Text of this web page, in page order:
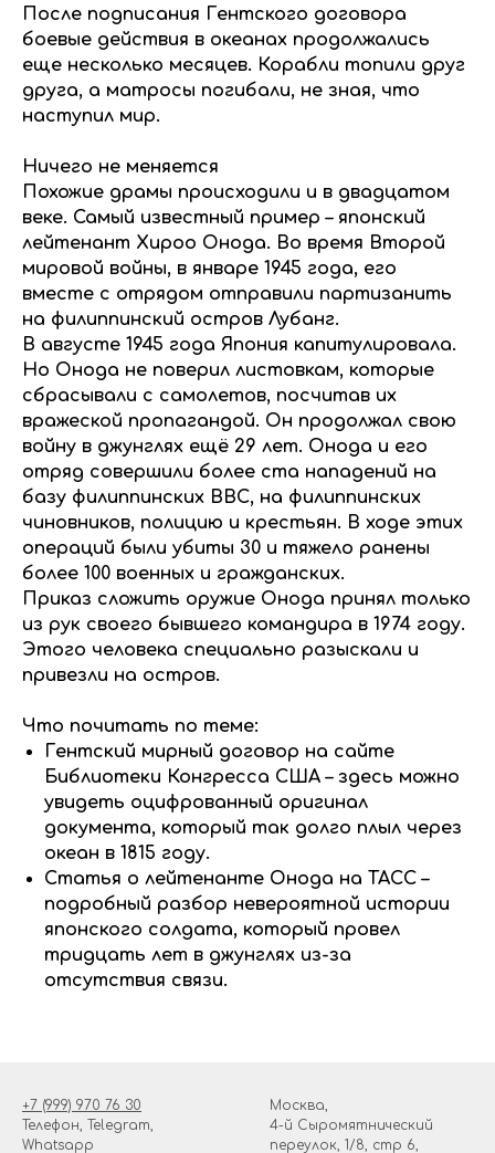
После подписания Гентского договора
боевые действия в океанах продолжались
еще несколько месяцев. Корабли топили друг
друга, а матросы погибали, не зная, что
наступил мир.
Ничего не меняется
Похожие драмы происходили и в двадцатом
веке. Самый известный пример – японский
лейтенант Хироо Онода. Во время Второй
мировой войны, в январе 1945 года, его
вместе с отрядом отправили партизанить
на филиппинский остров Лубанг.
В августе 1945 года Япония капитулировала.
Но Онода не поверил листовкам, которые
сбрасывали с самолетов, посчитав их
вражеской пропагандой. Он продолжал свою
войну в джунглях ещё 29 лет. Онода и его
отряд совершили более ста нападений на
базу филиппинских ВВС, на филиппинских
чиновников, полицию и крестьян. В ходе этих
операций были убиты 30 и тяжело ранены
более 100 военных и гражданских.
Приказ сложить оружие Онода принял только
из рук своего бывшего командира в 1974 году.
Этого человека специально разыскали и
привезли на остров.
Что почитать по теме:
Гентский мирный договор на сайте
Библиотеки Конгресса США – здесь можно
увидеть оцифрованный оригинал
документа, который так долго плыл через
океан в 1815 году.
Статья о лейтенанте Онода на ТАСС –
подробный разбор невероятной истории
японского солдата, который провел
тридцать лет в джунглях из-за
отсутствия связи.
+7 (999) 970 76 30
Телефон, Telegram,
Whatsapp
Москва,
4-й Сыромятнический
переулок, 1/8, стр 6,